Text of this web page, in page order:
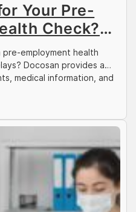
Your Pre-
Check?
in Vietnam
employment health
Docosan provides a
medical information, and
you prepare. Let’s find
What to Bring for a Pre-